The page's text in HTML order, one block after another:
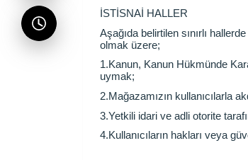
İSTİSNAİ HALLER
Aşağıda belirtilen sınırlı
olmak üzere;
1.Kanun, Kanun Hükmünde
uymak;
2.Mağazamızın kullanıcılarla
3.Yetkili idari ve adli otorite
4.Kullanıcıların hakları veya